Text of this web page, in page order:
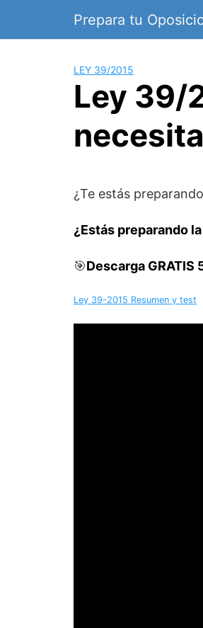
contenido
Prepara tu
LEY 39/2015
Ley 39/
¿Te estás
¿Estás preparando
🎯Descarga
Ley 39-2015 Resumen y test